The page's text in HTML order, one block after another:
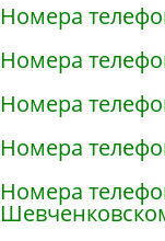
Номера
Номера
Номера
Номера
Номера